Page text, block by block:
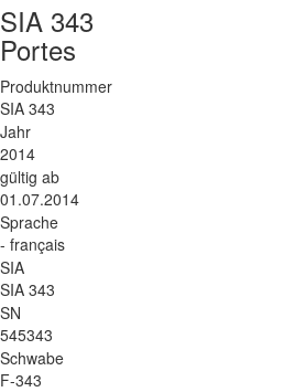
SIA 343
Portes
Produktnummer
SIA 343
Jahr
2014
gültig ab
01.07.2014
Sprache
- français
SIA
SIA 343
SN
545343
Schwabe
F-343